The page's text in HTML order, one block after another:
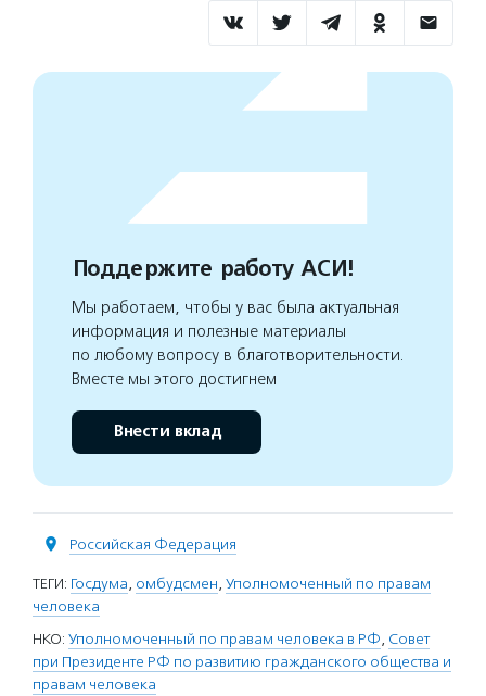
Поддержите работу АСИ!
Мы работаем, чтобы у вас была актуальная
информация и полезные материалы
по любому вопросу в благотворительности.
Вместе мы этого достигнем
Внести вклад
Российская Федерация
ТЕГИ: Госдума, омбудсмен, Уполномоченный по правам
человека
НКО: Уполномоченный по правам человека в РФ, Совет
при Президенте РФ по развитию гражданского общества и
правам человека